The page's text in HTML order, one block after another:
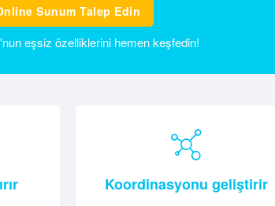
Sunum Talep Edin
eşsiz özelliklerini hemen keşfedin!
Koordinasyonu geliştirir